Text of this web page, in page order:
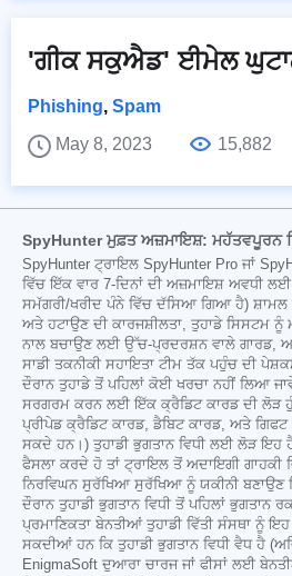
'ਗੀਕ ਸਕੁਐਡ' ਈਮੇਲ
Phishing, Spam
May 8, 2023
15,882
SpyHunter ਮੁਫ਼ਤ ਅਜ਼ਮਾਇਸ਼: ਮਹੱਤਵਪੂਰਨ
SpyHunter ਟ੍ਰਾਇਲ SpyHunter Pro ਜਾਂ
ਵਿੱਚ ਇੱਕ ਵਾਰ 7-ਦਿਨਾਂ ਦੀ ਅਜ਼ਮਾਇਸ਼ ਅਵਧੀ
ਸਮੱਗਰੀ/ਖਰੀਦ ਪੰਨੇ ਵਿੱਚ ਦੱਸਿਆ ਗਿਆ ਹੈ)
ਅਤੇ ਹਟਾਉਣ ਦੀ ਕਾਰਜਸ਼ੀਲਤਾ, ਤੁਹਾਡੇ ਸਿਸਟਮ
ਨਾਲ ਬਚਾਉਣ ਲਈ ਉੱਚ-ਪ੍ਰਦਰਸ਼ਨ ਵਾਲੇ ਗਾਰਡ,
ਸਾਡੀ ਤਕਨੀਕੀ ਸਹਾਇਤਾ ਟੀਮ ਤੱਕ ਪਹੁੰਚ ਦੀ
ਦੌਰਾਨ ਤੁਹਾਡੇ ਤੋਂ ਪਹਿਲਾਂ ਕੋਈ ਖਰਚਾ ਨਹੀਂ ਲਿਆ
ਸਰਗਰਮ ਕਰਨ ਲਈ ਇੱਕ ਕ੍ਰੈਡਿਟ ਕਾਰਡ ਦੀ ਲੋੜ
ਪ੍ਰੀਪੇਡ ਕ੍ਰੈਡਿਟ ਕਾਰਡ, ਡੈਬਿਟ ਕਾਰਡ, ਅਤੇ ਗਿਫਟ
ਸਕਦੇ ਹਨ।) ਤੁਹਾਡੀ ਭੁਗਤਾਨ ਵਿਧੀ ਲਈ ਲੋੜ ਇਹ
ਫੈਸਲਾ ਕਰਦੇ ਹੋ ਤਾਂ ਟ੍ਰਾਇਲ ਤੋਂ ਅਦਾਇਗੀ ਗਾਹਕੀ
ਨਿਰਵਿਘਨ ਸੁਰੱਖਿਆ ਸੁਰੱਖਿਆ ਨੂੰ ਯਕੀਨੀ ਬਣਾਉਣ
ਦੌਰਾਨ ਤੁਹਾਡੀ ਭੁਗਤਾਨ ਵਿਧੀ ਤੋਂ ਪਹਿਲਾਂ ਭੁਗਤਾਨ
ਪ੍ਰਮਾਣਿਕਤਾ ਬੇਨਤੀਆਂ ਤੁਹਾਡੀ ਵਿੱਤੀ ਸੰਸਥਾ ਨੂੰ
ਸਕਦੀਆਂ ਹਨ ਕਿ ਤੁਹਾਡੀ ਭੁਗਤਾਨ ਵਿਧੀ ਵੈਧ ਹੈ
EnigmaSoft ਦੁਆਰਾ ਚਾਰਜ ਜਾਂ ਫੀਸਾਂ ਲਈ